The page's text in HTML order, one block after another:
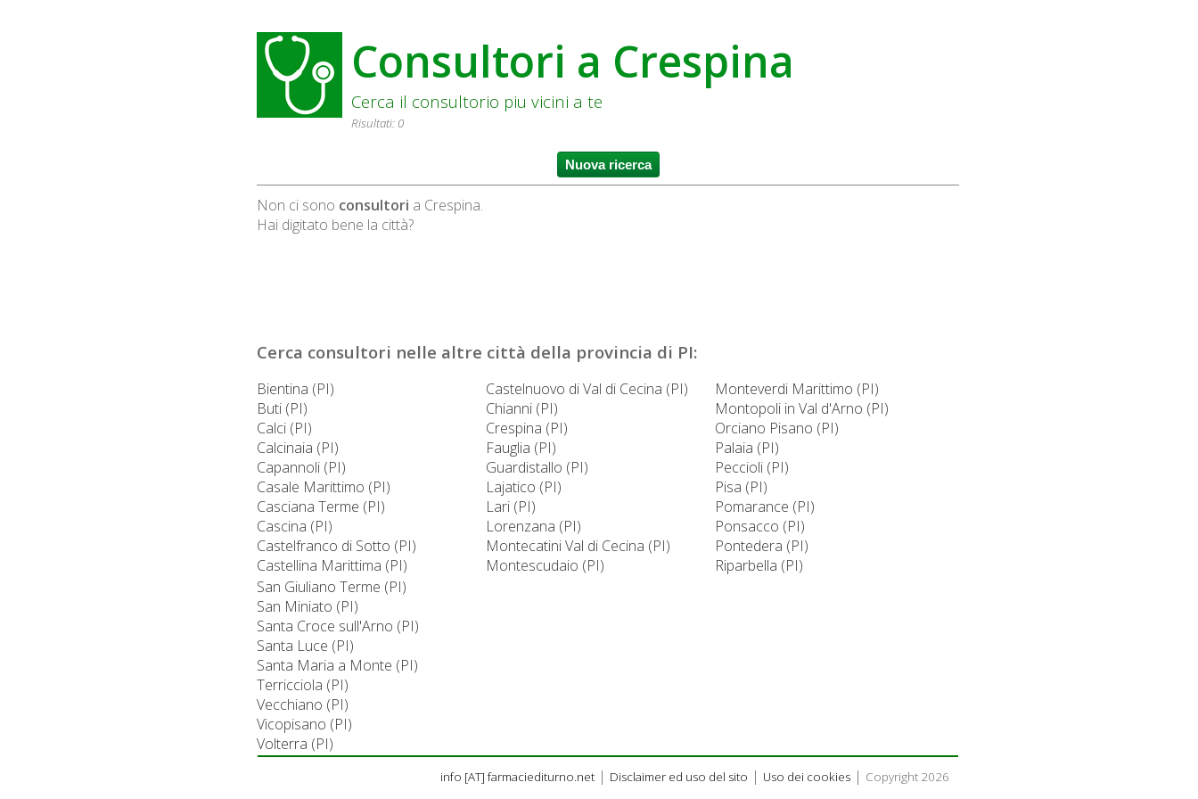
Consultori a Crespina
Cerca il consultorio piu vicini a te
Risultati: 0
Non ci sono consultori a Crespina.
Hai digitato bene la città?
Cerca consultori nelle altre città della provincia di PI:
Bientina (PI)
Buti (PI)
Calci (PI)
Calcinaia (PI)
Capannoli (PI)
Casale Marittimo (PI)
Casciana Terme (PI)
Cascina (PI)
Castelfranco di Sotto (PI)
Castellina Marittima (PI)
Castelnuovo di Val di Cecina (PI)
Chianni (PI)
Crespina (PI)
Fauglia (PI)
Guardistallo (PI)
Lajatico (PI)
Lari (PI)
Lorenzana (PI)
Montecatini Val di Cecina (PI)
Montescudaio (PI)
Monteverdi Marittimo (PI)
Montopoli in Val d'Arno (PI)
Orciano Pisano (PI)
Palaia (PI)
Peccioli (PI)
Pisa (PI)
Pomarance (PI)
Ponsacco (PI)
Pontedera (PI)
Riparbella (PI)
San Giuliano Terme (PI)
San Miniato (PI)
Santa Croce sull'Arno (PI)
Santa Luce (PI)
Santa Maria a Monte (PI)
Terricciola (PI)
Vecchiano (PI)
Vicopisano (PI)
Volterra (PI)
info [AT] farmaciediturno.net | Disclaimer ed uso del sito | Uso dei cookies | Copyright 2026